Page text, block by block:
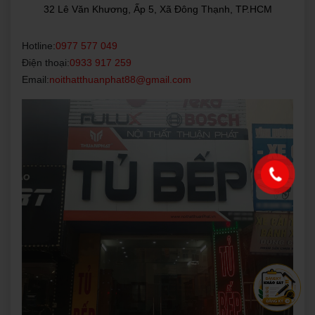
32 Lê Văn Khương, Ấp 5, Xã Đông Thạnh, TP.HCM
Hotline:0977 577 049
Điện thoại:0933 917 259
Email:noithatthuanphat88@gmail.com